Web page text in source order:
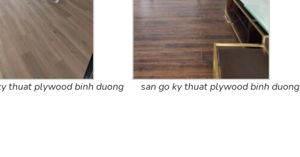
thuat plywood binh duong san go ky thuat plywood binh duong